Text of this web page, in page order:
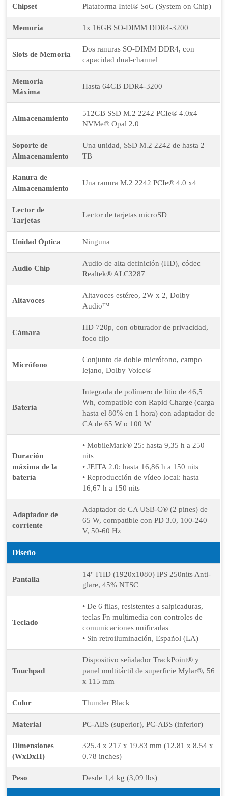
Chipset Plataforma Intel® SoC (System on Chip)
Memoria 1x 16GB SO-DIMM DDR4-3200
Slots de Memoria
Dos ranuras SO-DIMM DDR4, con
capacidad dual-channel
Memoria
Máxima
Hasta 64GB DDR4-3200
Almacenamiento
512GB SSD M.2 2242 PCIe® 4.0x4
NVMe® Opal 2.0
Soporte de
Almacenamiento
Una unidad, SSD M.2 2242 de hasta 2
TB
Ranura de
Almacenamiento
Una ranura M.2 2242 PCIe® 4.0 x4
Lector de
Tarjetas
Lector de tarjetas microSD
Unidad Óptica Ninguna
Audio Chip
Audio de alta definición (HD), códec
Realtek® ALC3287
Altavoces
Altavoces estéreo, 2W x 2, Dolby
Audio™
Cámara
HD 720p, con obturador de privacidad,
foco fijo
Micrófono
Conjunto de doble micrófono, campo
lejano, Dolby Voice®
Batería
Integrada de polímero de litio de 46,5
Wh, compatible con Rapid Charge (carga
hasta el 80% en 1 hora) con adaptador de
CA de 65 W o 100 W
Duración
máxima de la
batería
• MobileMark® 25: hasta 9,35 h a 250
nits
• JEITA 2.0: hasta 16,86 h a 150 nits
• Reproducción de vídeo local: hasta
16,67 h a 150 nits
Adaptador de
corriente
Adaptador de CA USB-C® (2 pines) de
65 W, compatible con PD 3.0, 100-240
V, 50-60 Hz
Diseño
Pantalla
14" FHD (1920x1080) IPS 250nits Anti-
glare, 45% NTSC
Teclado
• De 6 filas, resistentes a salpicaduras,
teclas Fn multimedia con controles de
comunicaciones unificadas
• Sin retroiluminación, Español (LA)
Touchpad
Dispositivo señalador TrackPoint® y
panel multitáctil de superficie Mylar®, 56
x 115 mm
Color Thunder Black
Material PC-ABS (superior), PC-ABS (inferior)
Dimensiones
(WxDxH)
325.4 x 217 x 19.83 mm (12.81 x 8.54 x
0.78 inches)
Peso Desde 1,4 kg (3,09 lbs)